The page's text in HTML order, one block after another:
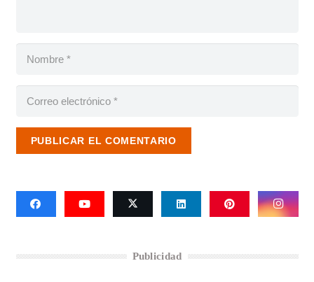
PUBLICAR EL COMENTARIO
Publicidad